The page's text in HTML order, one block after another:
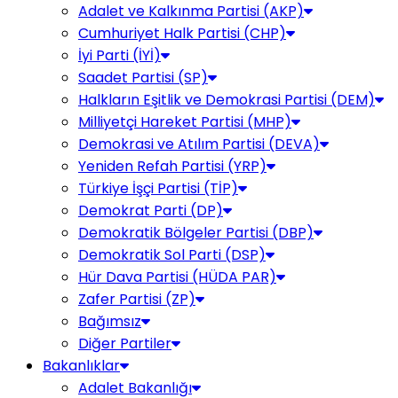
Adalet ve Kalkınma Partisi (AKP)
Cumhuriyet Halk Partisi (CHP)
İyi Parti (İYİ)
Saadet Partisi (SP)
Halkların Eşitlik ve Demokrasi Partisi (DEM)
Milliyetçi Hareket Partisi (MHP)
Demokrasi ve Atılım Partisi (DEVA)
Yeniden Refah Partisi (YRP)
Türkiye İşçi Partisi (TİP)
Demokrat Parti (DP)
Demokratik Bölgeler Partisi (DBP)
Demokratik Sol Parti (DSP)
Hür Dava Partisi (HÜDA PAR)
Zafer Partisi (ZP)
Bağımsız
Diğer Partiler
Bakanlıklar
Adalet Bakanlığı